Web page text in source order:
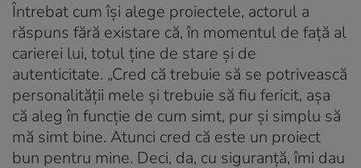
Întrebat cum își alege proiectele, actorul a
răspuns fără existare că, în momentul de față al
carierei lui, totul ține de stare și de
autenticitate. „Cred că trebuie să se potrivească
personalității mele și trebuie să fiu fericit, așa
că aleg în funcție de cum simt, pur și simplu să
mă simt bine. Atunci cred că este un proiect
bun pentru mine. Deci, da, cu siguranță, îmi dau